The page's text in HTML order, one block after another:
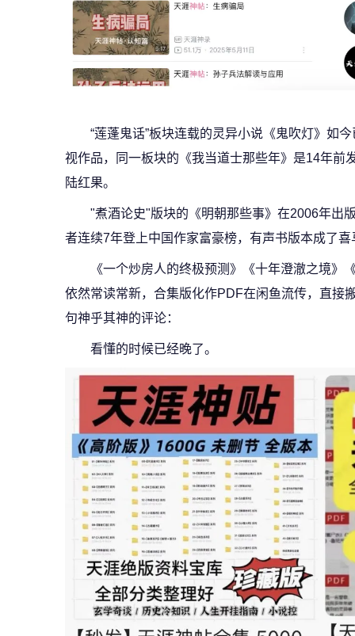
“莲蓬鬼话”板块连载的灵异小说《鬼吹灯》如
视作品，同一板块的《我当道士那些年》是14年前
陆红果。
"煮酒论史"版块的《明朝那些事》在2006年出
者连续7年登上中国作家富豪榜，有声书版本成了
《一个炒房人的终极预测》《十年澄澈之境》
依然常读常新，合集版化作PDF在闲鱼流传，直接
句神乎其神的评论：
看懂的时候已经晚了。